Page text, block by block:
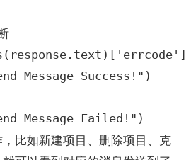
Message Success!")
比如新建项目、删除项目、克